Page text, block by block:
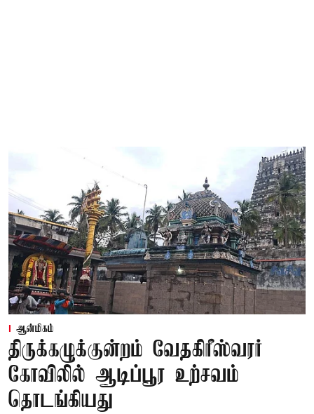
ஆன்மிகம்
திருக்கழுக்குன்றம் வேதகிரீஸ்வரர்
கோவிலில் ஆடிப்பூர உற்சவம்
தொடங்கியது